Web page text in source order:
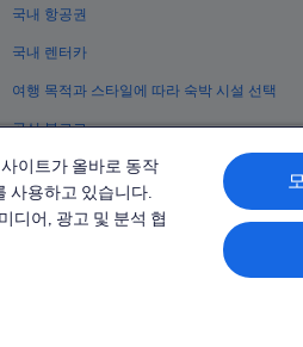
국내 항공권
국내 렌터카
여행 목적과 스타일에 따라 숙박 시설 선택
공식 블로그
© 2026 Expedia,
Expedia 및 비행기 로
분쟁 해결: 전화: 02-
트래블파트너익스체인
익스피디아트래블코리아 주식회사, 서울
이트가 올바로 동작
사용하고 있습니다.
디어, 광고 및 분석 협